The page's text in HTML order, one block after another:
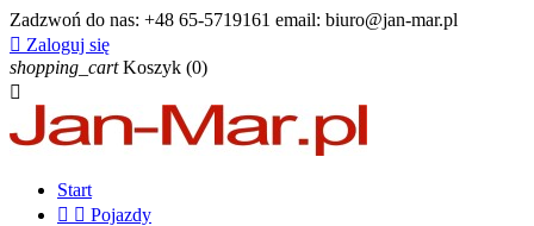
Zadzwoń do nas: +48 65-5719161 email: biuro@jan-mar.pl
 Zaloguj się
shopping_cart Koszyk (0)

Start
  Pojazdy